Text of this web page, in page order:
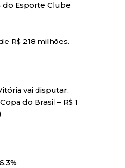
do Esporte Clube
R$ 218 milhões.
vai disputar.
do Brasil – R$ 1